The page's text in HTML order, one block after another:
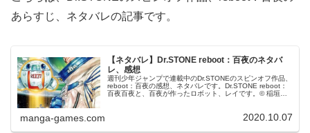
あらすじ、ネタバレの記事です。
【ネタバレ】Dr.STONE reboot：百夜のネタバ
レ、感想
週刊少年ジャンプで連載中のDr.STONEのスピンオフ作品、
reboot：百夜の感想、ネタバレです。Dr.STONE reboot：
百夜百夜と、百夜が作ったロボット、レイです。© 稲垣理
manga-games.com 2020.10.07